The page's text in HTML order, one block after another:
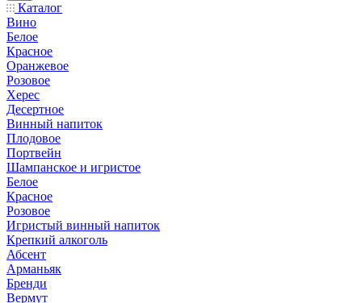
Каталог
Вино
Белое
Красное
Оранжевое
Розовое
Херес
Десертное
Винный напиток
Плодовое
Портвейн
Шампанское и игристое
Белое
Красное
Розовое
Игристый винный напиток
Крепкий алкоголь
Абсент
Арманьяк
Бренди
Вермут